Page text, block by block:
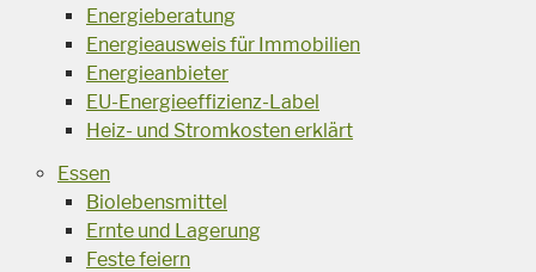
Energieberatung
Energieausweis für Immobilien
Energieanbieter
EU-Energieeffizienz-Label
Heiz- und Stromkosten erklärt
Essen
Biolebensmittel
Ernte und Lagerung
Feste feiern